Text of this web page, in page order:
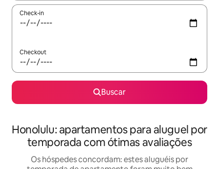
Check-in
Checkout
Buscar
Honolulu: apartamentos para aluguel por
temporada com ótimas avaliações
Os hóspedes concordam: estes aluguéis por